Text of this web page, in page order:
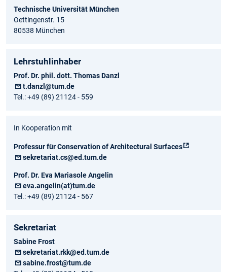
Technische Universität München
Oettingenstr. 15
80538 München
Lehrstuhlinhaber
Prof. Dr. phil. dott. Thomas Danzl
t.danzl@tum.de
Tel.: +49 (89) 21124 - 559
In Kooperation mit
Professur für Conservation of Architectural Surfaces
sekretariat.cs@ed.tum.de
Prof. Dr. Eva Mariasole Angelin
eva.angelin(at)tum.de
Tel.: +49 (89) 21124 - 567
Sekretariat
Sabine Frost
sekretariat.rkk@ed.tum.de
sabine.frost@tum.de